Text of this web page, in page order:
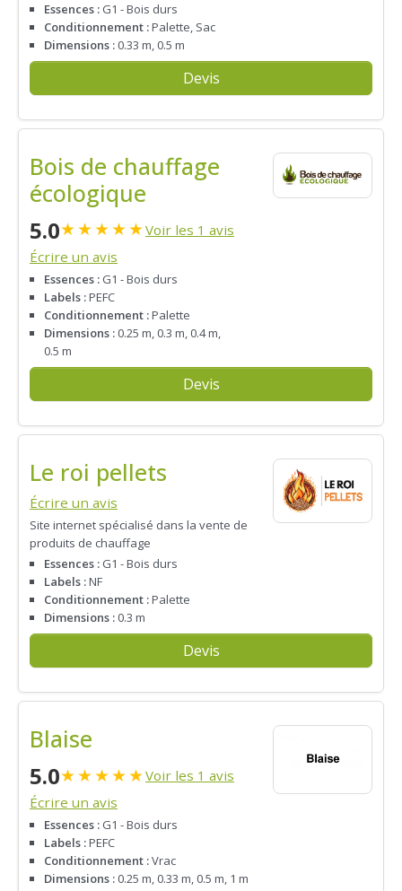
Essences : G1 - Bois durs
Conditionnement :Palette, Sac
Dimensions : 0.33 m, 0.5 m
Devis
Bois de chauffage
écologique
5.0★★★★★Voir les 1 avis
Écrire un avis
Essences : G1 - Bois durs
Labels :PEFC
Conditionnement :Palette
Dimensions : 0.25 m, 0.3 m, 0.4 m,
0.5 m
Devis
Le roi pellets
Écrire un avis
Site internet spécialisé dans la vente de
produits de chauffage
Essences : G1 - Bois durs
Labels :NF
Conditionnement :Palette
Dimensions : 0.3 m
Devis
Blaise
5.0★★★★★Voir les 1 avis
Écrire un avis
Essences : G1 - Bois durs
Labels :PEFC
Conditionnement :Vrac
Dimensions : 0.25 m, 0.33 m, 0.5 m, 1 m